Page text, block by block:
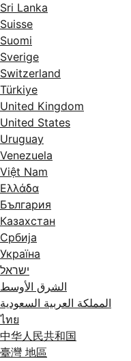
Sri Lanka
Suisse
Suomi
Sverige
Switzerland
Türkiye
United Kingdom
United States
Uruguay
Venezuela
Việt Nam
Ελλάδα
България
Казахстан
Србија
Україна
ישראל
الشرق الأوسط
المملكة العربية السعودية
ไทย
中华人民共和国
臺灣 地區